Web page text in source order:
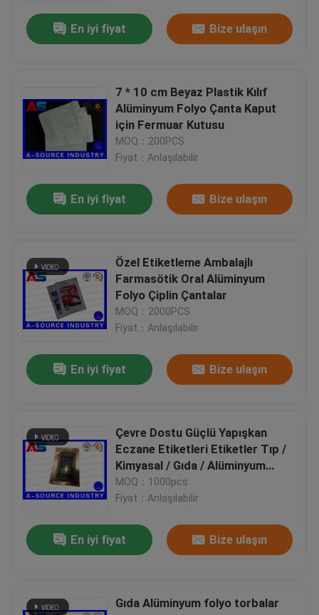
Fabrika turu
Bize Ulaşın
Bir teklif isteği
10 mL Flakon Etiketleri
Küçük Şişe Etiketleri
Özel Holografik Etiketler
küçük cam şişe
Plastik şişeler hap
Alüminyum folyo Çantalar
Plastik blister ambalaj
En iyi fiyat Bize ulaşın
7 * 10 cm Beyaz Plastik Kılıf
Alüminyum Folyo Çanta Kaput
için Fermuar Kutusu
MOQ：200PCS
Fiyat：Anlaşılabilir
En iyi fiyat Bize ulaşın
Özel Etiketleme Ambalajlı
Farmasötik Oral Alüminyum
Folyo Çiplin Çantalar
MOQ：2000PCS
Fiyat：Anlaşılabilir
En iyi fiyat Bize ulaşın
Çevre Dostu Güçlü Yapışkan
Eczane Etiketleri Etiketler Tıp /
Kimyasal / Gıda / Alüminyum
Folyo Kollu
MOQ：1000pcs
Fiyat：Anlaşılabilir
En iyi fiyat Bize ulaşın
Gıda Alüminyum folyo torbalar